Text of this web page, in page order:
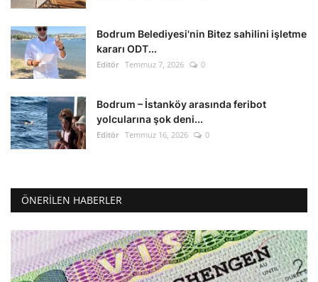
Bodrum Belediyesi'nin Bitez sahilini işletme
kararı ODT...
Editör Temmuz 7, 2026 0
Bodrum – İstanköy arasında feribot
yolcularına şok deni...
Editör Temmuz 16, 2026 0
ÖNERILEN HABERLER